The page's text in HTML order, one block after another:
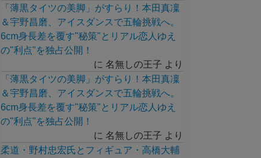
「薄黒タイツの美脚」がすらり！本田真凜
＆宇野昌磨、アイスダンスで五輪挑戦へ。
6cm身長差を覆す"秘策"とリアル恋人ゆえ
の"利点"を独占公開！
に 名無しの王子 より
「薄黒タイツの美脚」がすらり！本田真凜
＆宇野昌磨、アイスダンスで五輪挑戦へ。
6cm身長差を覆す"秘策"とリアル恋人ゆえ
の"利点"を独占公開！
に 名無しの王子 より
柔道・野村忠宏氏とフィギュア・高橋大輔